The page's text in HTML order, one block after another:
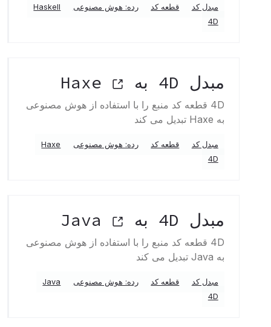
مبدل کد قطعه کد رده: هوش مصنوعی
Haskell
4D
مبدل 4D به Haxe
4D قطعه کد منبع را با استفاده از هوش مصنوعی
به Haxe تبدیل می کند
مبدل کد قطعه کد رده: هوش مصنوعی
Haxe
4D
مبدل 4D به Java
4D قطعه کد منبع را با استفاده از هوش مصنوعی
به Java تبدیل می کند
مبدل کد قطعه کد رده: هوش مصنوعی
Java
4D